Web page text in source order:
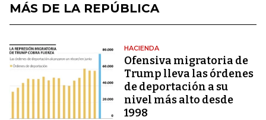
MÁS DE LA REPÚBLICA
HACIENDA
Ofensiva migratoria de
Trump lleva las órdenes
de deportación a su
nivel más alto desde
1998